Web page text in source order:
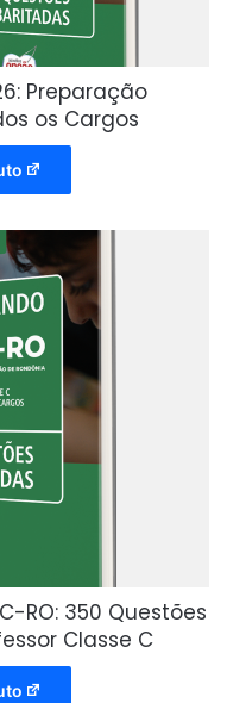
Preparação
os Cargos
RO: 350 Questões
Classe C